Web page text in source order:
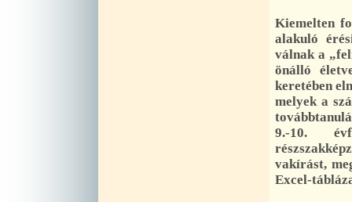
Kiemelten
alakuló
válnak a
önálló
keretében
melyek a
9.-10.
vakírást,
Excel-